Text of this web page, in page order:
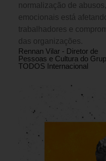
normalização de
emocionais está
trabalhadores e
das organizações.
Rennan Vilar - Diretor de
Pessoas e Cultura do
TODOS Internacional